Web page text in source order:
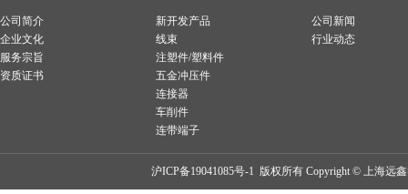
沪ICP备19041085号-1 版权所有 Copyright © 上海远
连带端子
新开发产品
线束
注塑件/塑料件
五金冲压件
连接器
车削件
行业动态
公司新闻
公司简介
企业文化
服务宗旨
资质证书